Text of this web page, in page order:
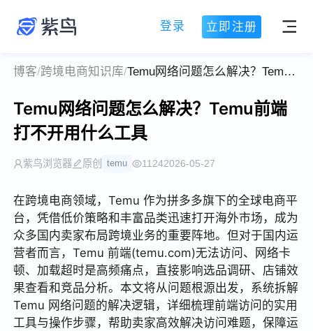
登录 立即注册
博客/跨境电商知识库/ Temu网络问题怎么解决？Temu前端打不开用什么工具
Temu网络问题怎么解决？Temu前端
打不开用什么工具
紫鸟浏览器 原创 temu 11242026-05-27
在跨境电商领域，Temu 作为拼多多旗下的全球电商平
台，凭借低价策略和丰富品类迅速打开海外市场，成为
众多国内卖家布局跨境业务的重要阵地。但对于国内运
营者而言，Temu 前端(temu.com)无法访问、网络卡
顿、加载超时是高频痛点，直接影响选品调研、店铺效
果查看和竞品分析。本文将从问题根源出发，系统拆解
Temu 网络问题的解决逻辑，详细梳理前端访问的实用
工具与操作步骤，帮助卖家高效解决访问难题，保障运